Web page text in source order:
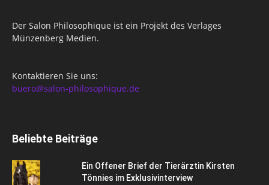
Der Salon Philosophique ist ein Projekt des Verlages
Münzenberg Medien.
Kontaktieren Sie uns:
buero@salon-philosophique.de
Beliebte Beiträge
Ein Offener Brief der Tierärztin Kirsten
Tönnies im Exklusivinterview